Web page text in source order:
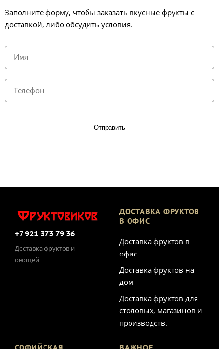
Заполните форму, чтобы заказать вкусные фрукты с
доставкой, либо обсудить условия.
Отправить
+7 921 373 79 36
Доставка фруктов и
овощей
ДОСТАВКА ФРУКТОВ
В ОФИС
Доставка фруктов в
офис
Доставка фруктов на
дом
Доставка фруктов для
столовых, магазинов и
производств.